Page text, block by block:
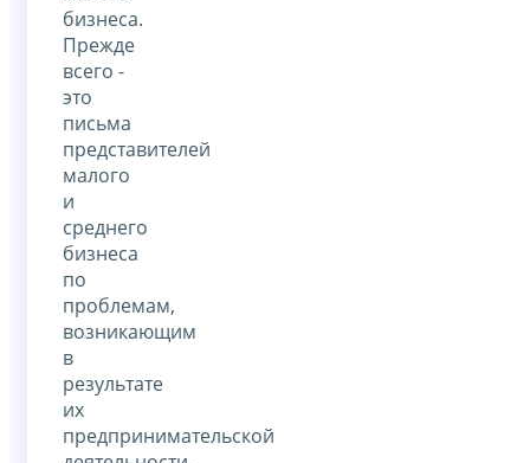
бизнеса.
Прежде
всего -
это
письма
представителей
малого
и
среднего
бизнеса
по
проблемам,
возникающим
в
результате
их
предпринимательской